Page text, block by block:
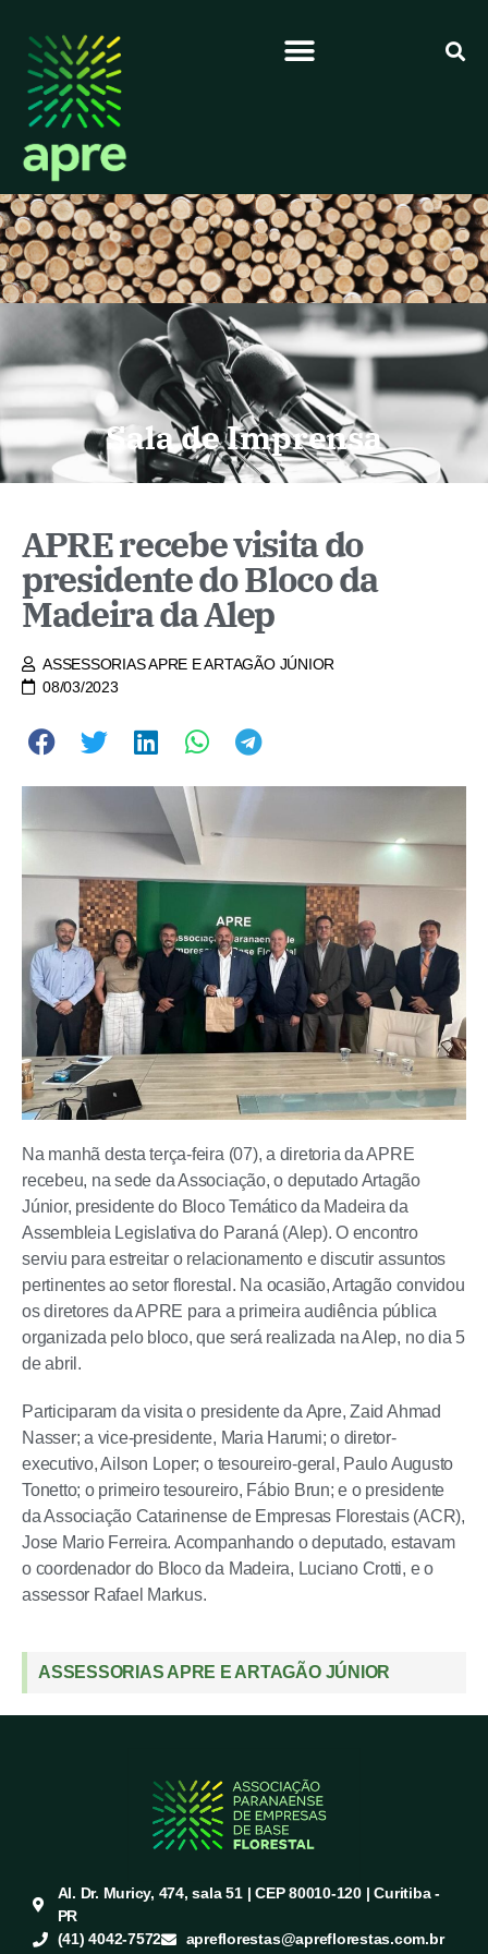
Sala de Imprensa
APRE recebe visita do
presidente do Bloco da
Madeira da Alep
ASSESSORIAS APRE E ARTAGÃO JÚNIOR
08/03/2023
Na manhã desta terça-feira (07), a diretoria da APRE
recebeu, na sede da Associação, o deputado Artagão
Júnior, presidente do Bloco Temático da Madeira da
Assembleia Legislativa do Paraná (Alep). O encontro
serviu para estreitar o relacionamento e discutir assuntos
pertinentes ao setor florestal. Na ocasião, Artagão convidou
os diretores da APRE para a primeira audiência pública
organizada pelo bloco, que será realizada na Alep, no dia 5
de abril.
Participaram da visita o presidente da Apre, Zaid Ahmad
Nasser; a vice-presidente, Maria Harumi; o diretor-
executivo, Ailson Loper; o tesoureiro-geral, Paulo Augusto
Tonetto; o primeiro tesoureiro, Fábio Brun; e o presidente
da Associação Catarinense de Empresas Florestais (ACR),
Jose Mario Ferreira. Acompanhando o deputado, estavam
o coordenador do Bloco da Madeira, Luciano Crotti, e o
assessor Rafael Markus.
ASSESSORIAS APRE E ARTAGÃO JÚNIOR
Al. Dr. Muricy, 474, sala 51 | CEP 80010-120 | Curitiba -
PR
(41) 4042-7572
apreflorestas@apreflorestas.com.br